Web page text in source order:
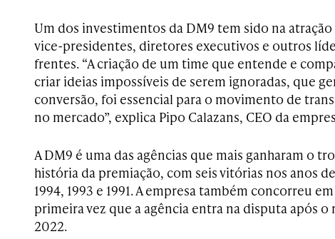
Um dos investimentos da DM9 tem sido na
vice-presidentes, diretores executivos e outros
frentes. “A criação de um time que entende e
criar ideias impossíveis de serem ignoradas, que
conversão, foi essencial para o movimento de
no mercado”, explica Pipo Calazans, CEO da
A DM9 é uma das agências que mais ganharam o
história da premiação, com seis vitórias nos anos
1994, 1993 e 1991. A empresa também concorreu
primeira vez que a agência entra na disputa após
2022.